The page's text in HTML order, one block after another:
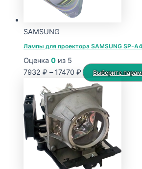
SAMSUNG
Лампы для проектора SAMSUNG SP-
Оценка 0 из 5
7932 ₽ – 17470 ₽Диапазон
цен:
7932 ₽
–
17470 ₽
Выберите